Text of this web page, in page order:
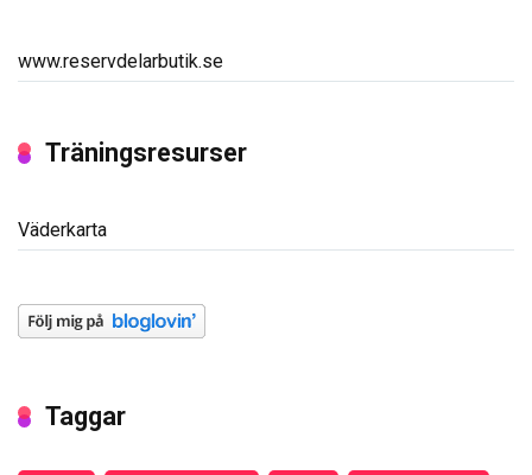
www.reservdelarbutik.se
Träningsresurser
Väderkarta
Taggar